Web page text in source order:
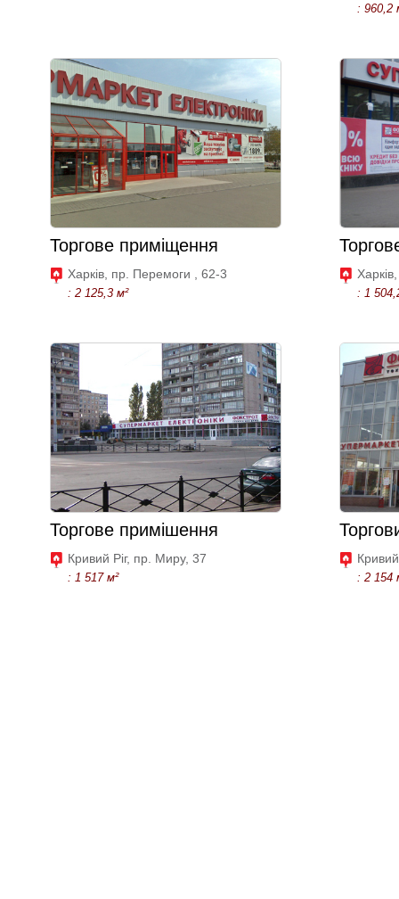
: 960,2
Торгове приміщення
Харків, пр. Перемоги , 62-3
: 2 125,3 м² : 1
Торгове примішення
Кривий Ріг, пр. Миру, 37
: 1 517 м² : 2 154